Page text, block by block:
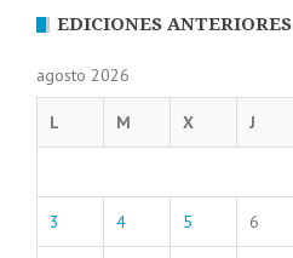
EDICIONES ANTERIORES
agosto 2026
L M X J
3 4 5 6